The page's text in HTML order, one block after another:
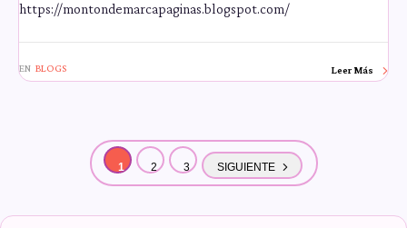
https://montondemarcapaginas.blogspot.com/
EN BLOGS Leer Más
1 2 3 SIGUIENTE